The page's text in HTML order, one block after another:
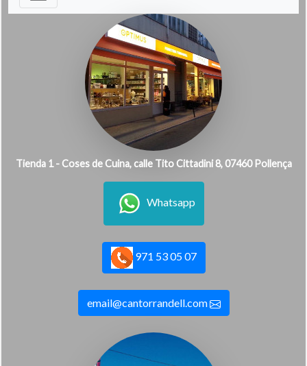
Tienda 1 - Coses de Cuina, calle Tito Cittadini 8, 07460 Pollença
Whatsapp
971 53 05 07
email@cantorrandell.com